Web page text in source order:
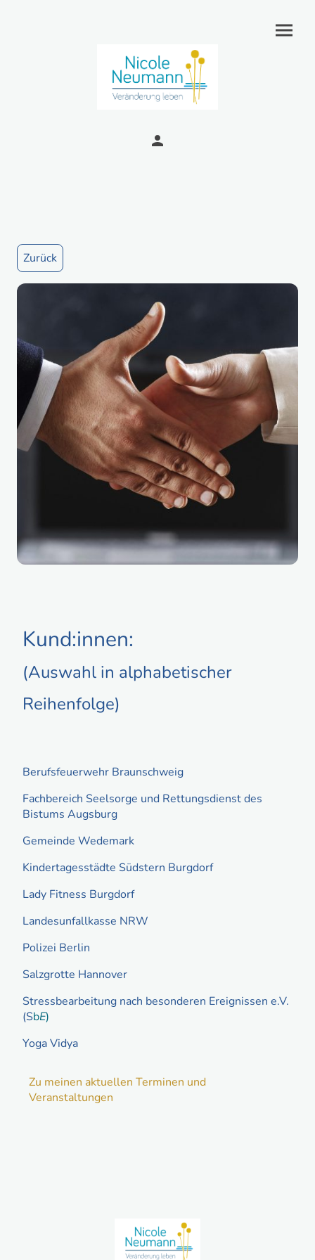
Zurück
Kund:innen:
(Auswahl in alphabetischer
Reihenfolge)
Berufsfeuerwehr Braunschweig
Fachbereich Seelsorge und Rettungsdienst des
Bistums Augsburg
Gemeinde Wedemark
Kindertagesstädte Südstern Burgdorf
Lady Fitness Burgdorf
Landesunfallkasse NRW
Polizei Berlin
Salzgrotte Hannover
Stressbearbeitung nach besonderen Ereignissen e.V.
(SbE)
Yoga Vidya
Zu meinen aktuellen Terminen und
Veranstaltungen